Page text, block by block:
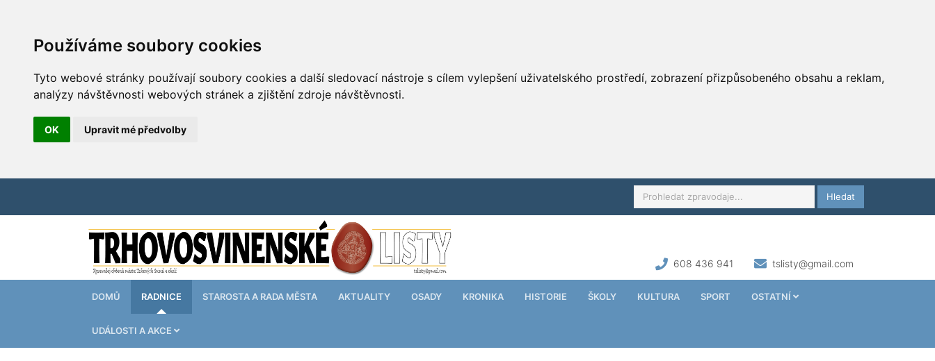
Používáme soubory cookies
Tyto webové stránky používají soubory cookies a další sledovací nástroje s cílem vylepšení uživatelského prostředí, zobrazení přizpůsobeného obsahu a reklam,
analýzy návštěvnosti webových stránek a zjištění zdroje návštěvnosti.
OK Upravit mé předvolby
Hledat
608 436 941 tslisty@gmail.com
DOMŮ RADNICE STAROSTA A RADA MĚSTA AKTUALITY OSADY KRONIKA HISTORIE ŠKOLY KULTURA SPORT OSTATNÍ
UDÁLOSTI A AKCE